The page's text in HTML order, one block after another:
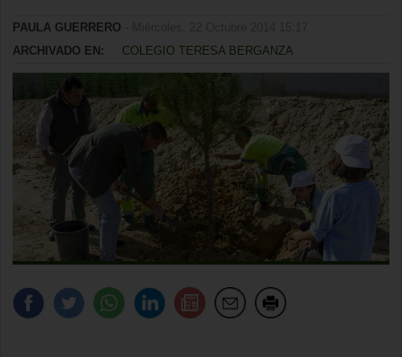
PAULA GUERRERO
ARCHIVADO EN:
COLEGIO TERESA BERGANZA